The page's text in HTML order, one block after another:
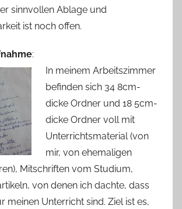
sinnvollen Ablage und
ist noch offen.
:
In meinem Arbeitszimmer
befinden sich 34 8cm-
dicke Ordner und 18 5cm-
dicke Ordner voll mit
Unterrichtsmaterial (von
mir, von ehemaligen
Mitschriften vom Studium,
von denen ich dachte, dass
meinen Unterricht sind. Ziel ist es,